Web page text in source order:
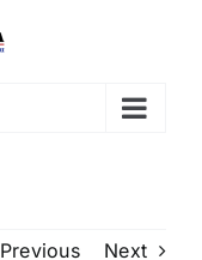
Previous Next